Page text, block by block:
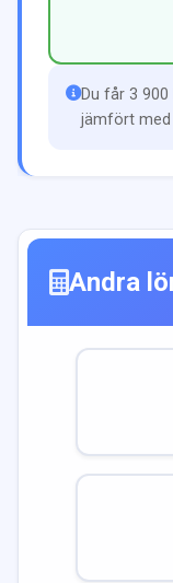
Du får 3
jämfört med
Andra